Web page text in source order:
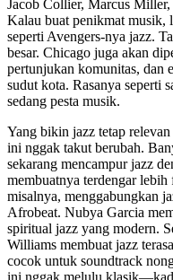
Jacob Collier, Marcus
Kalau buat penikmat musik,
seperti Avengers-nya jazz.
besar. Chicago juga akan
pertunjukan komunitas, dan
sudut kota. Rasanya seperti
sedang pesta musik.
Yang bikin jazz tetap
ini nggak takut berubah.
sekarang mencampur jazz
membuatnya terdengar lebih
misalnya, menggabungkan
Afrobeat. Nubya Garcia
spiritual jazz yang modern.
Williams membuat jazz
cocok untuk soundtrack
ini nggak melulu